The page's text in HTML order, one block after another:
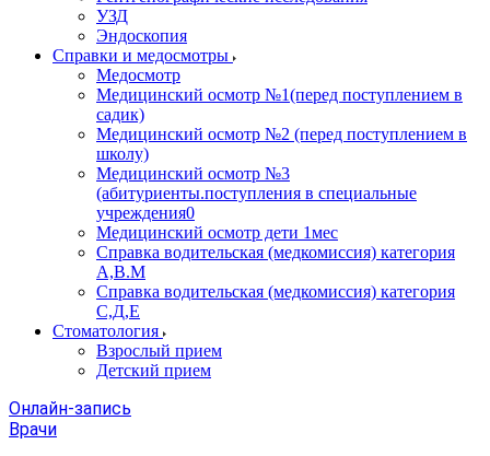
УЗД
Эндоскопия
Справки и медосмотры
Медосмотр
Медицинский осмотр №1(перед поступлением в
садик)
Медицинский осмотр №2 (перед поступлением в
школу)
Медицинский осмотр №3
(абитуриенты.поступления в специальные
учреждения0
Медицинский осмотр дети 1мес
Справка водительская (медкомиссия) категория
А,В.М
Справка водительская (медкомиссия) категория
С,Д,Е
Стоматология
Взрослый прием
Детский прием
Онлайн-запись
Врачи